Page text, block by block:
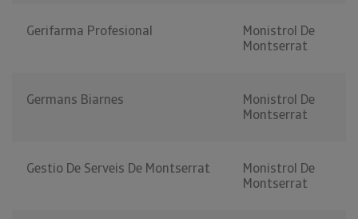
Gerifarma Profesional
Monistrol De
Montserrat
Germans Biarnes
Monistrol De
Montserrat
Gestio De Serveis De Montserrat
Monistrol De
Montserrat